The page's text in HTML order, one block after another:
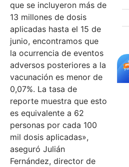
que se incluyeron más de
13 millones de dosis
aplicadas hasta el 15 de
junio, encontramos que
la ocurrencia de eventos
adversos posteriores a la
vacunación es menor de
0,07%. La tasa de
reporte muestra que esto
es equivalente a 62
personas por cada 100
mil dosis aplicadas»,
aseguró Julián
Fernández, director de